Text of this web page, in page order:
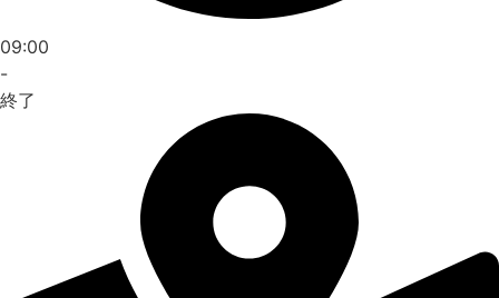
09:00
-
終了